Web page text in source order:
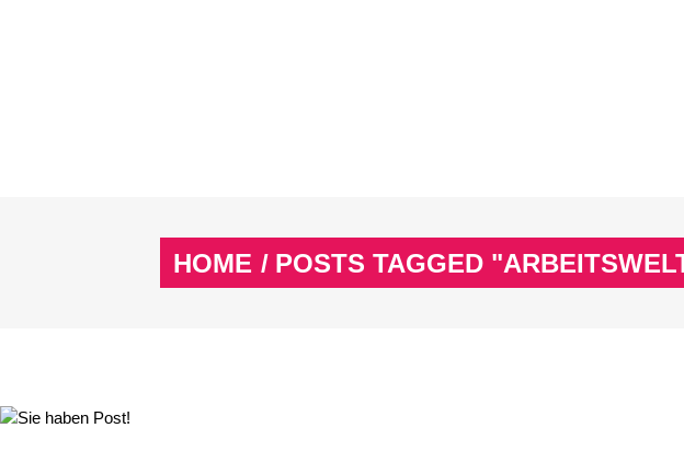
HOME / POSTS TAGGED